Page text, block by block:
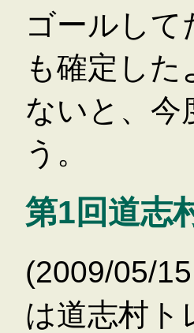
ゴールし
も確定し
ないと、今
う。
第1回道志
(2009/05/
は道志村ト